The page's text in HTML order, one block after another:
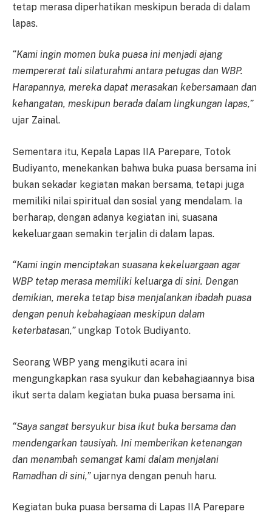
tetap merasa diperhatikan meskipun berada di dalam
lapas.
“Kami ingin momen buka puasa ini menjadi ajang
mempererat tali silaturahmi antara petugas dan WBP.
Harapannya, mereka dapat merasakan kebersamaan dan
kehangatan, meskipun berada dalam lingkungan lapas,”
ujar Zainal.
Sementara itu, Kepala Lapas IIA Parepare, Totok
Budiyanto, menekankan bahwa buka puasa bersama ini
bukan sekadar kegiatan makan bersama, tetapi juga
memiliki nilai spiritual dan sosial yang mendalam. Ia
berharap, dengan adanya kegiatan ini, suasana
kekeluargaan semakin terjalin di dalam lapas.
“Kami ingin menciptakan suasana kekeluargaan agar
WBP tetap merasa memiliki keluarga di sini. Dengan
demikian, mereka tetap bisa menjalankan ibadah puasa
dengan penuh kebahagiaan meskipun dalam
keterbatasan,” ungkap Totok Budiyanto.
Seorang WBP yang mengikuti acara ini
mengungkapkan rasa syukur dan kebahagiaannya bisa
ikut serta dalam kegiatan buka puasa bersama ini.
“Saya sangat bersyukur bisa ikut buka bersama dan
mendengarkan tausiyah. Ini memberikan ketenangan
dan menambah semangat kami dalam menjalani
Ramadhan di sini,” ujarnya dengan penuh haru.
Kegiatan buka puasa bersama di Lapas IIA Parepare